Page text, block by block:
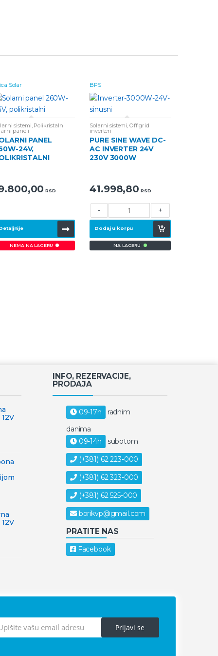
Solar
sistemi Polikristalni
paneli
PANEL
24V,
RSD
NEMA NA LAGERU
BPS
Solarni sistemi Off grid
inverteri
PURE SINE WAVE DC-
AC INVERTER 24V
230V 3000W
41.998,80 RSD
- +
Dodaj u korpu
NA LAGERU
INFO, REZERVACIJE,
PRODAJA
09-17h
radnim
danima
09-14h
subotom
(+381) 62 223-000
(+381) 62 323-000
(+381) 62 525-000
borikvp@gmail.com
PRATITE NAS
Facebook
Prijavi se